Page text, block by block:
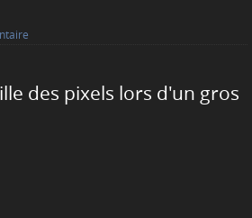
des pixels lors d'un gros